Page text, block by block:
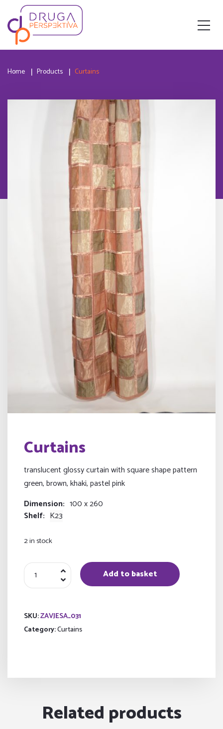
Home Products Curtains
Curtains
translucent glossy curtain with square shape pattern
green, brown, khaki, pastel pink
Dimension 100 x 260
Shelf K23
2 in stock
Curtains
quantity
Add to basket
SKU:ZAVJESA_031
Category:Curtains
Related products